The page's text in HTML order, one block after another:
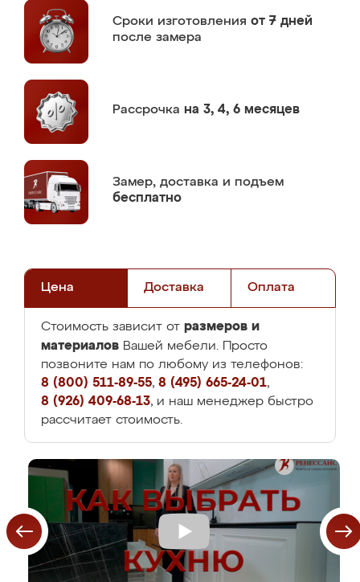
Сроки изготовления от 7 дней
после замера
Рассрочка на 3, 4, 6 месяцев
Замер, доставка и подъем
бесплатно
Цена Доставка Оплата
Стоимость зависит от размеров и
материалов Вашей мебели. Просто
позвоните нам по любому из телефонов:
8 (800) 511-89-55, 8 (495) 665-24-01,
8 (926) 409-68-13, и наш менеджер быстро
рассчитает стоимость.